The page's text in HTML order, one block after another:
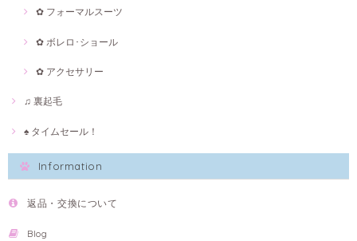
✿ フォーマルスーツ
✿ ボレロ･ショール
✿ アクセサリー
♫ 裏起毛
♠ タイムセール！
Information
返品・交換について
Blog